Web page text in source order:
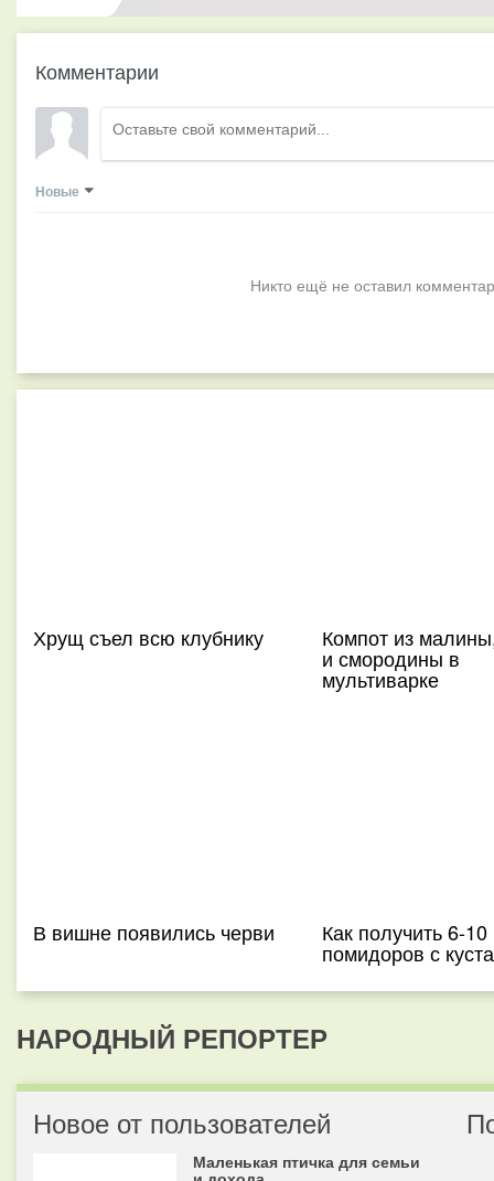
Комментарии
Новые
Никто ещё не оставил
Хрущ съел всю клубнику Компот из
и смородины в
мультиварке
В вишне появились черви Как получить 6-10
помидоров с куста
НАРОДНЫЙ РЕПОРТЕР
Новое от пользователей
Маленькая птичка для семьи